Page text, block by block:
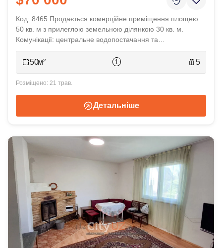
Код: 8465 Продається комерційне приміщення площею
50 кв. м з прилеглою земельною ділянкою 30 кв. м.
Комунікації: центральне водопостачання та
водовідведення, газ, електрика. Приміщення з
панорамними вікнами, що виходять на вулицю
"Дастор". Ціна 70 000 у. о.
21 трав.
50 1 5
Детальніше